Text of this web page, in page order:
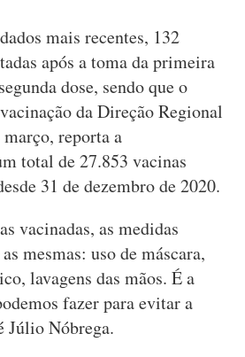
mais recentes, 132
após a toma da primeira
dose, sendo que o
da Direção Regional
março, reporta a
total de 27.853 vacinas
31 de dezembro de 2020.
vacinadas, as medidas
mesmas: uso de máscara,
lavagens das mãos. É a
fazer para evitar a
Júlio Nóbrega.